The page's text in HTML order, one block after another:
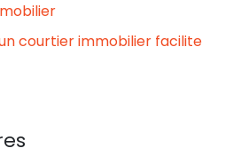
courtier immobilier facilite